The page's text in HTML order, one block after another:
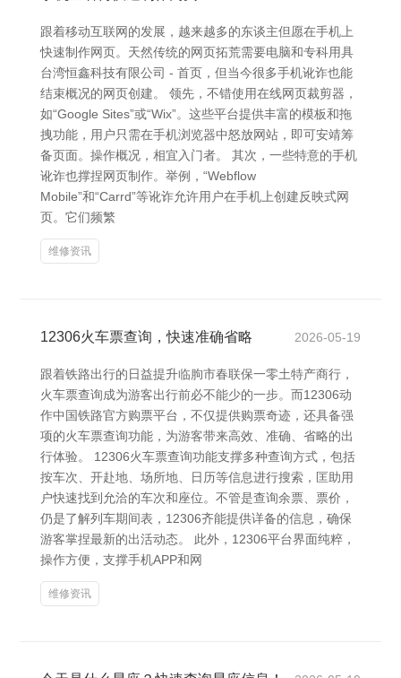
跟着移动互联网的发展，越来越多的东谈主但愿在手机上
快速制作网页。天然传统的网页拓荒需要电脑和专科用具
台湾恒鑫科技有限公司 - 首页，但当今很多手机讹诈也能
结束概况的网页创建。 领先，不错使用在线网页裁剪器，
如“Google Sites”或“Wix”。这些平台提供丰富的模板和拖
拽功能，用户只需在手机浏览器中怒放网站，即可安靖筹
备页面。操作概况，相宜入门者。 其次，一些特意的手机
讹诈也撑捏网页制作。举例，“Webflow
Mobile”和“Carrd”等讹诈允许用户在手机上创建反映式网
页。它们频繁
维修资讯
12306火车票查询，快速准确省略 2026-05-19
跟着铁路出行的日益提升临朐市春联保一零土特产商行，
火车票查询成为游客出行前必不能少的一步。而12306动
作中国铁路官方购票平台，不仅提供购票奇迹，还具备强
项的火车票查询功能，为游客带来高效、准确、省略的出
行体验。 12306火车票查询功能支撑多种查询方式，包括
按车次、开赴地、场所地、日历等信息进行搜索，匡助用
户快速找到允洽的车次和座位。不管是查询余票、票价，
仍是了解列车期间表，12306齐能提供详备的信息，确保
游客掌捏最新的出活动态。 此外，12306平台界面纯粹，
操作方便，支撑手机APP和网
维修资讯